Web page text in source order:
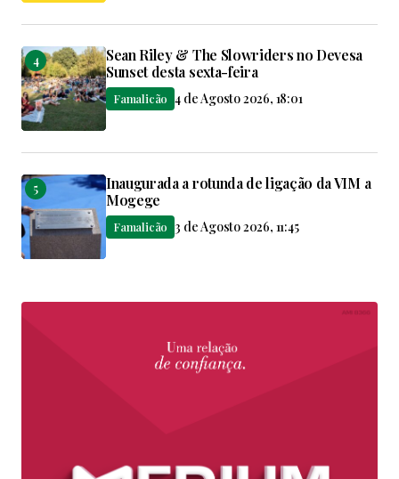
Sean Riley & The Slowriders no Devesa
Sunset desta sexta-feira
Famalicão 4 de Agosto 2026, 18:01
Inaugurada a rotunda de ligação da VIM a
Mogege
Famalicão 3 de Agosto 2026, 11:45